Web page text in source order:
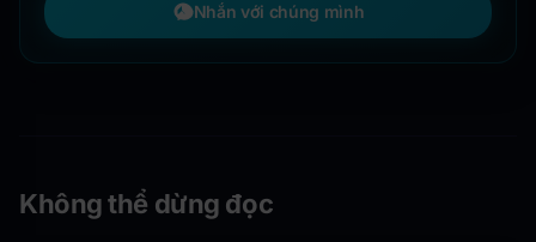
Nhắn với chúng mình
Không thể dừng đọc